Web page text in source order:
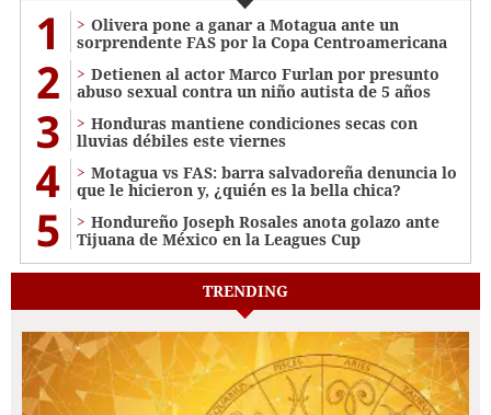
1
Olivera pone a ganar a Motagua ante un
sorprendente FAS por la Copa Centroamericana
2
Detienen al actor Marco Furlan por presunto
abuso sexual contra un niño autista de 5 años
3
Honduras mantiene condiciones secas con
lluvias débiles este viernes
4
Motagua vs FAS: barra salvadoreña denuncia lo
que le hicieron y, ¿quién es la bella chica?
5
Hondureño Joseph Rosales anota golazo ante
Tijuana de México en la Leagues Cup
TRENDING